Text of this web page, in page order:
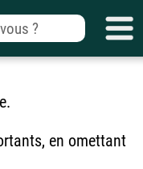
en omettant